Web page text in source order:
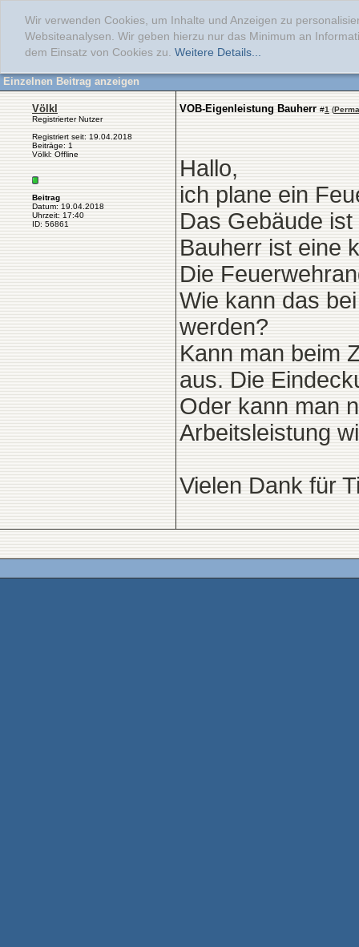
Wir verwenden Cookies, um Inhalte und Anzeigen zu
Websiteanalysen. Wir geben hierzu nur das Minimum an
dem Einsatz von Cookies zu. Weitere Details...
Einzelnen Beitrag anzeigen
Völkl
Registrierter Nutzer
Registriert seit: 19.04.2018
Beiträge: 1
Völkl: Offline
Beitrag
Datum: 19.04.2018
Uhrzeit: 17:40
ID: 56861
VOB-Eigenleistung Bauherr #1 (
Hallo,
ich plane ein
Das Gebäude
Bauherr ist eine
Die
Wie kann das
werden?
Kann man beim
aus. Die
Oder kann man
Arbeitsleistung
Vielen Dank für